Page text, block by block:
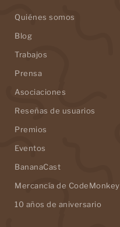
Quiénes somos
Blog
Trabajos
Prensa
Asociaciones
Reseñas de usuarios
Premios
Eventos
BananaCast
Mercancía de CodeMonkey
10 años de aniversario